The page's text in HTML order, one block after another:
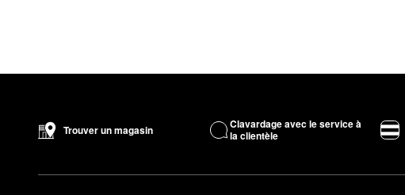
Trouver un magasin
Clavardage avec le service à
la clientèle